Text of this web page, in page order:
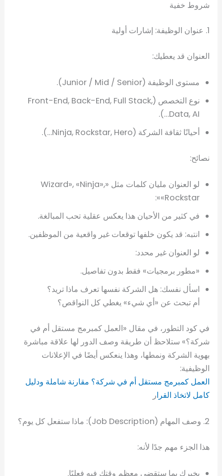
شروط خفية
1. عنوان الوظيفة: إشارات أولية
العنوان قد يعطيك:
مستوى الوظيفة (Junior / Mid / Senior).
نوع التخصص (Front-End, Back-End, Full Stack,
Data, AI…).
أحيانًا ثقافة الشركة (Ninja, Rockstar, Hero…).
نصائح:
لو العنوان مليان كلمات مثل «Wizard», «Ninja»,
«Rockstar»:
في كثير من الأحيان هذا يعكس عقلية تحب المبالغة.
انتبه: قد يكون خلفها توقعات غير واقعية من الموظفين.
لو العنوان غير محدد:
«مطور برمجيات» فقط بدون تفاصيل.
اسأل نفسك: هل الشركة نفسها تعرف ماذا تريد؟
أم تبحث عن «أي شيء» يغطي كل النواقص؟
في كود التطور، في مقال «العمل كمبرمج مستقل أم في
شركة؟» ستلاحظ أن طريقة وصف الدور لها علاقة مباشرة
بهوية الشركة ونمطها، وهذا ينعكس أيضًا في الإعلانات
الوظيفية:
العمل كمبرمج مستقل أم في شركة؟ مقارنة شاملة ودليل
كامل لاتخاذ القرار
2. وصف المهام (Job Description): ماذا ستفعل كل يوم؟
هذا الجزء مهم جدًا لأنه:
يخبرك بما ستقضي معظم وقتك فيه فعليًا.